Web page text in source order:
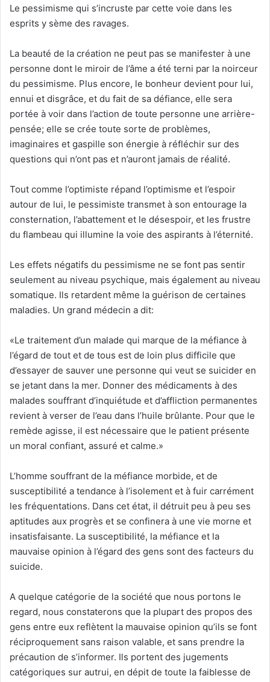
Le pessimisme qui s’incruste par cette voie dans les
esprits y sème des ravages.
La beauté de la création ne peut pas se manifester à une
personne dont le miroir de l’âme a été terni par la noirceur
du pessimisme. Plus encore, le bonheur devient pour lui,
ennui et disgrâce, et du fait de sa défiance, elle sera
portée à voir dans l’action de toute personne une arrière-
pensée; elle se crée toute sorte de problèmes,
imaginaires et gaspille son énergie à réfléchir sur des
questions qui n’ont pas et n’auront jamais de réalité.
Tout comme l’optimiste répand l’optimisme et l’espoir
autour de lui, le pessimiste transmet à son entourage la
consternation, l’abattement et le désespoir, et les frustre
du flambeau qui illumine la voie des aspirants à l’éternité.
Les effets négatifs du pessimisme ne se font pas sentir
seulement au niveau psychique, mais également au niveau
somatique. Ils retardent même la guérison de certaines
maladies. Un grand médecin a dit:
«Le traitement d’un malade qui marque de la méfiance à
l’égard de tout et de tous est de loin plus difficile que
d’essayer de sauver une personne qui veut se suicider en
se jetant dans la mer. Donner des médicaments à des
malades souffrant d’inquiétude et d’affliction permanentes
revient à verser de l’eau dans l’huile brûlante. Pour que le
remède agisse, il est nécessaire que le patient présente
un moral confiant, assuré et calme.»
L’homme souffrant de la méfiance morbide, et de
susceptibilité a tendance à l’isolement et à fuir carrément
les fréquentations. Dans cet état, il détruit peu à peu ses
aptitudes aux progrès et se confinera à une vie morne et
insatisfaisante. La susceptibilité, la méfiance et la
mauvaise opinion à l’égard des gens sont des facteurs du
suicide.
A quelque catégorie de la société que nous portons le
regard, nous constaterons que la plupart des propos des
gens entre eux reflètent la mauvaise opinion qu’ils se font
réciproquement sans raison valable, et sans prendre la
précaution de s’informer. Ils portent des jugements
catégoriques sur autrui, en dépit de toute la faiblesse de